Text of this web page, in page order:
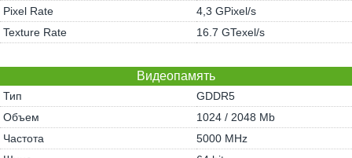
Pixel Rate
4,3 GPixel/s
Texture Rate
16.7 GTexel/s
Видеопамять
Тип
GDDR5
Объем
1024 / 2048 Mb
Частота
5000 MHz